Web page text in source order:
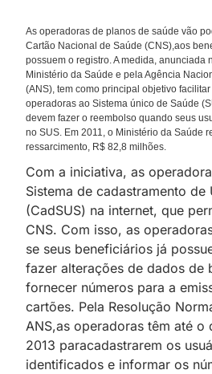
As operadoras de planos de saúde vão
Cartão Nacional de Saúde (CNS),aos
possuem o registro. A medida, anunciada
Ministério da Saúde e pela Agência
(ANS), tem como principal objetivo
operadoras ao Sistema único de Saúde
devem fazer o reembolso quando seus
no SUS. Em 2011, o Ministério da Saúde
ressarcimento, R$ 82,8 milhões.
Com a iniciativa, as
Sistema de cadastramento de
(CadSUS) na internet, que
CNS. Com isso, as
se seus beneficiários já
fazer alterações de dados de
fornecer números para a
cartões. Pela Resolução
ANS,as operadoras têm até o
2013 paracadastrarem os
identificados e informar os